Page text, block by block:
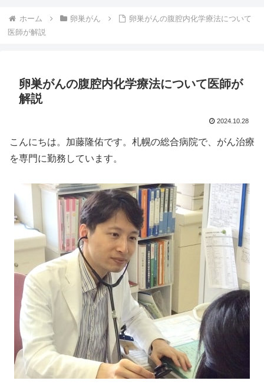
ホーム 卵巣がん
卵巣がんの腹腔内化学療法について
医師が解説
卵巣がんの腹腔内化学療法について医師が
解説
2024.10.28
こんにちは。加藤隆佑です。札幌の総合病院で、がん治療
を専門に勤務しています。